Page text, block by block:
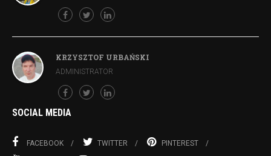
KRZYSZTOF URBAŃSKI
ADMINISTRATOR
SOCIAL MEDIA
FACEBOOK TWITTER PINTEREST